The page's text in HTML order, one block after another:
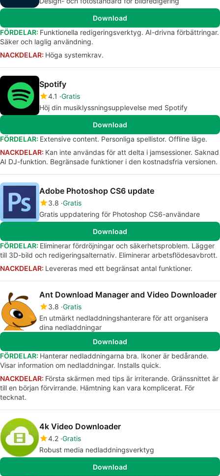
Download
FÖRDELAR: Funktionella redigeringsverktyg. AI-drivna förbättringar.
Säker och laglig användning.
NACKDELAR: Höga systemkrav.
Spotify
4.1 Gratis
Höj din musiklyssningsupplevelse med Spotify
Download
FÖRDELAR: Extensive content. Personliga spellistor. Offline läge.
NACKDELAR: Kan inte användas för att delta i jamsessioner. Saknad
AI DJ-funktion. Begränsade funktioner i den kostnadsfria versionen.
Adobe Photoshop CS6 update
3.8 Gratis
Gratis uppdatering för Photoshop CS6-användare
Download
FÖRDELAR: Eliminerar fördröjningar och säkerhetsproblem. Lägger
till 3D-bild och redigeringsalternativ. Eliminerar arbetsflödesavbrott.
NACKDELAR: Levereras med ett begränsat antal funktioner.
Ant Download Manager and Video Downloader
3.8 Gratis
En utmärkt nedladdningshanterare för att organisera
dina nedladdningar
Download
FÖRDELAR: Hanterar nedladdningarna bra. Ikoner är bedårande.
Visar information om nedladdningar. Installs quick.
NACKDELAR: Första skärmen med tips är irriterande. Gränssnittet är
till en början förvirrande. Hämtning kan vara komplicerat. För
tecknat.
4k Video Downloader
4.2 Gratis
Robust media nedladdningsverktyg
Download